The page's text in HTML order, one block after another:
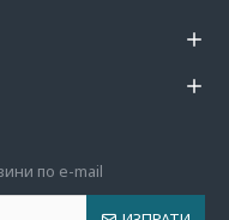
по e-mail